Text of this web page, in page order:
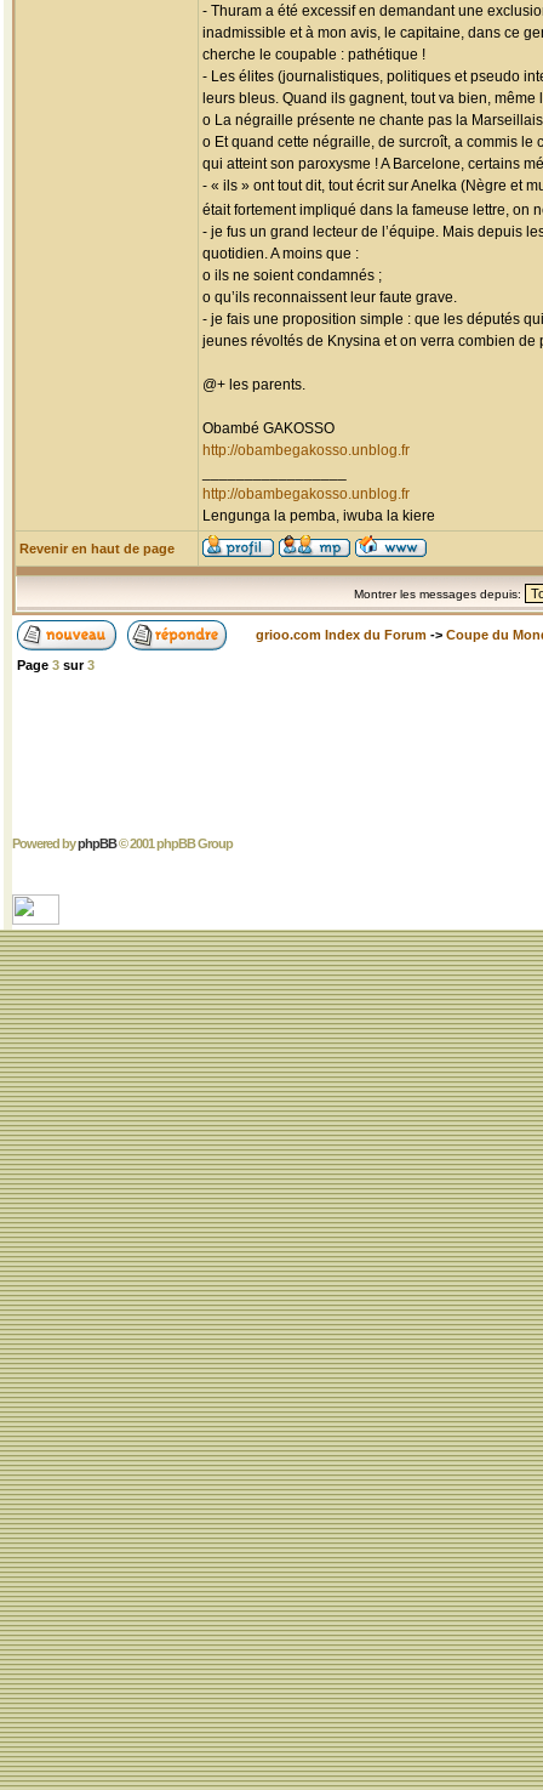
- Thuram a été excessif en demandant une
inadmissible et à mon avis, le capitaine, dans ce
cherche le coupable : pathétique !
- Les élites (journalistiques, politiques et pseudo
leurs bleus. Quand ils gagnent, tout va bien,
o La négraille présente ne chante pas la
o Et quand cette négraille, de surcroît, a commis le
qui atteint son paroxysme ! A Barcelone, certains
- « ils » ont tout dit, tout écrit sur Anelka (Nègre et
était fortement impliqué dans la fameuse lettre,
- je fus un grand lecteur de l’équipe. Mais depuis
quotidien. A moins que :
o ils ne soient condamnés ;
o qu’ils reconnaissent leur faute grave.
- je fais une proposition simple : que les députés
jeunes révoltés de Knysina et on verra combien
@+ les parents.
Obambé GAKOSSO
http://obambegakosso.unblog.fr
http://obambegakosso.unblog.fr
Lengunga la pemba, iwuba la kiere
Revenir en haut de page
Montrer les messages depuis:
grioo.com Index du Forum -> Coupe du
Page 3 sur3
Powered byphpBB© 2001 phpBB Group